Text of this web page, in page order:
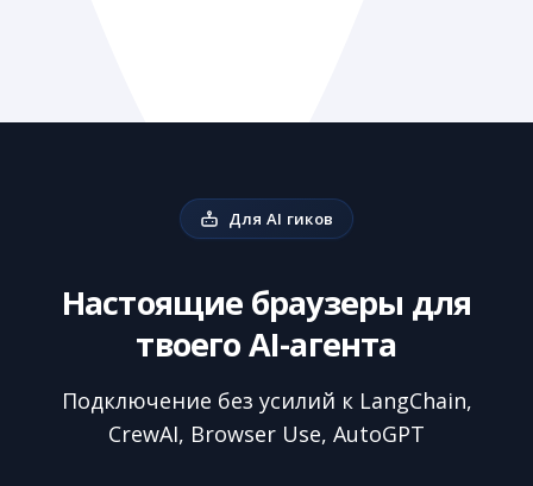
Для AI гиков
Настоящие браузеры для
твоего AI-агента
Подключение без усилий к LangChain,
CrewAI, Browser Use, AutoGPT